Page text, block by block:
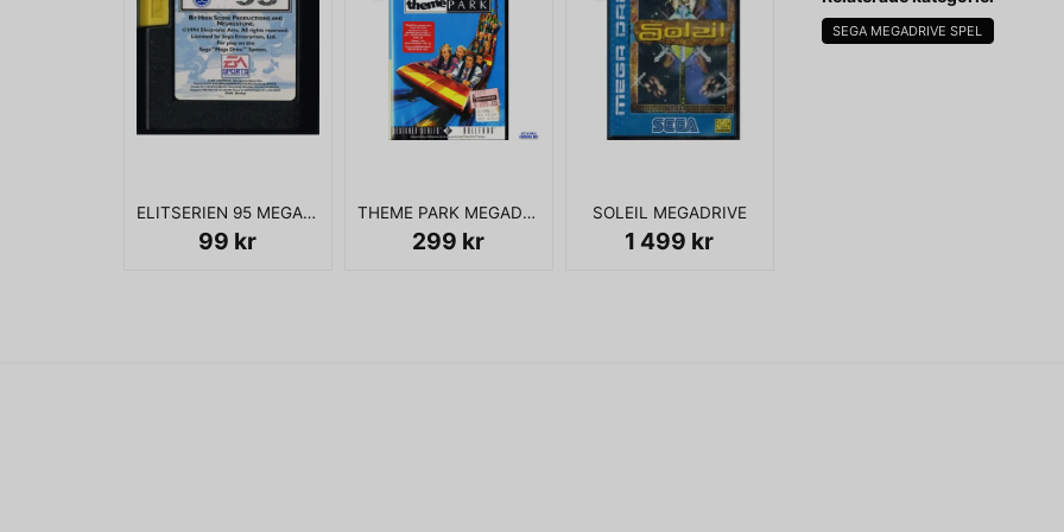
ELITSERIEN 95 MEGADRIVE
99 kr
THEME PARK MEGADRIVE
299 kr
SOLEIL MEGADRIVE
1 499 kr
SEGA MEGADRIVE SPEL